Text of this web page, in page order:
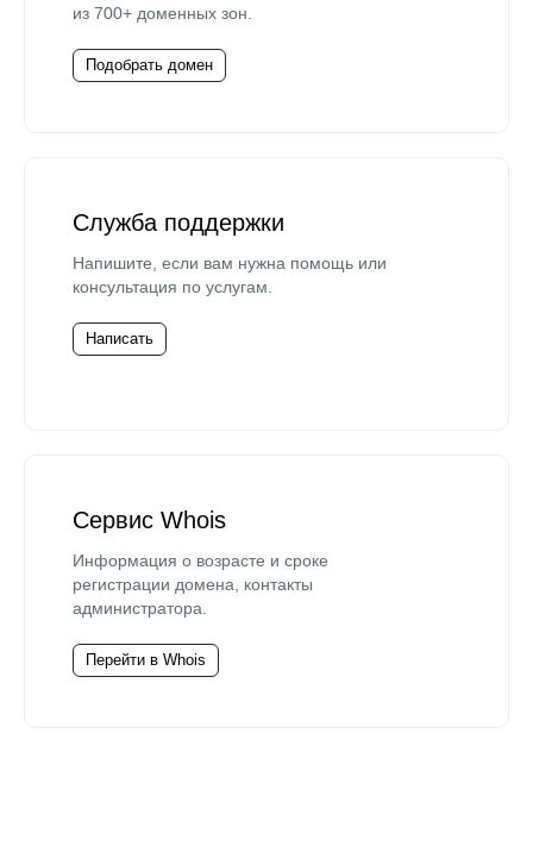
из 700+ доменных зон.
Подобрать домен
Служба поддержки
Напишите, если вам нужна помощь или
консультация по услугам.
Написать
Сервис Whois
Информация о возрасте и сроке
регистрации домена, контакты
администратора.
Перейти в Whois